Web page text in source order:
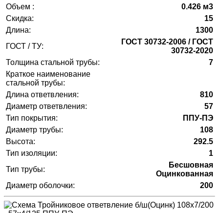
Объем :
0.426 м3
Скидка:
15
Длина:
1300
ГОСТ / ТУ:
ГОСТ 30732-2006 / ГОСТ
30732-2020
Толщина стальной трубы:
7
Краткое наименование
стальной трубы:
Длина ответвления:
810
Диаметр ответвления:
57
Тип покрытия:
ППУ-ПЭ
Диаметр трубы:
108
Высота:
292.5
Тип изоляции:
1
Тип трубы:
Бесшовная
Оцинкованная
Диаметр оболочки:
200